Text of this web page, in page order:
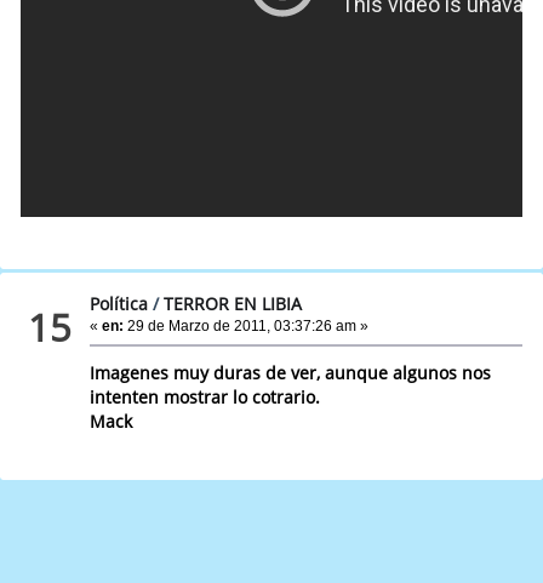
15 Política /TERROR EN LIBIA
«en: 29 de Marzo de 2011, 03:37:26 am »
Imagenes muy duras de ver, aunque algunos nos
intenten mostrar lo cotrario.
Mack